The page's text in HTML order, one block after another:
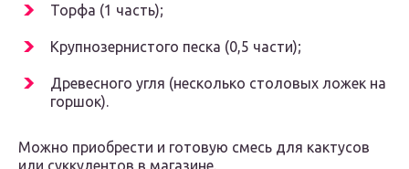
Торфа (1 часть);
Крупнозернистого песка (0,5 части);
Древесного угля (несколько столовых ложек на
горшок).
Можно приобрести и готовую смесь для кактусов
или суккулентов в магазине.